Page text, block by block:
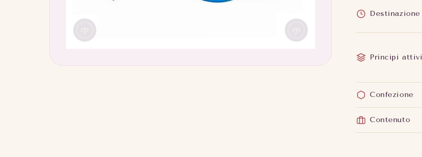
Destinazione
Principi attivi
Confezione
Contenuto